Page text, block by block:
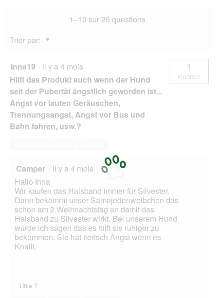
'
n
e
b
o
î
t
e
d
o
g
u
e
1–10 sur 25 questions
Trier par:
▼
Menu
Inna19 · il y a 4 mois
Hilft das Produkt auch wenn der Hund
seit der Pubertät ängstlich geworden ist...
Angst vor lauten Geräuschen,
Trennungsangst, Angst vor Bus und
Bahn fahren, usw.?
1
réponse
Camper · il y a 4 mois
Hallo Inna
Wir kaufen das Halsband immer für Silvester.
Dann bekommt unser Samojedenweibchen das
schon am 2.Weihnachtstag an damit das
Halsband zu Silvester wirkt. Bei unserem Hund
würde ich sagen das es hilft sie ruhiger zu
bekommen. Sie hat tierisch Angst wenn es
Knallt.
Utile ?